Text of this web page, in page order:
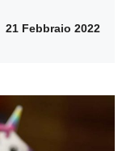
21 Febbraio 2022